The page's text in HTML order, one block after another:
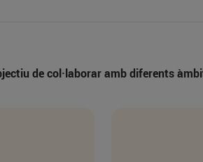
de col·laborar amb diferents